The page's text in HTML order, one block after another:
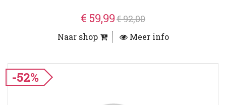
€ 59,99€ 92,00
Naar shop Meer info
-52%